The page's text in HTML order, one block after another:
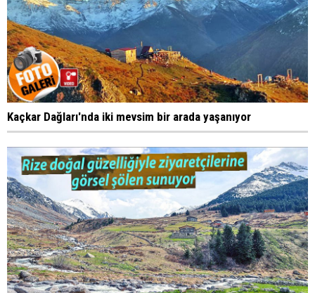
Kaçkar Dağları'nda iki mevsim bir arada yaşanıyor